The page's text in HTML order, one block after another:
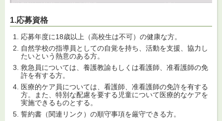
1.応募資格
応募年度に18歳以上（高校生は不可）の健康な方。
自然学校の指導員としての自覚を持ち、活動を支援、協力し
たいという熱意のある方。
救急員については、養護教諭もしくは看護師、准看護師の免
許を有する方。
医療的ケア員については、看護師、准看護師の免許を有する
方。また、特別な配慮を要する児童について医療的なケアを
実施できるものとする。
誓約書（関連リンク）の順守事項を厳守できる方。